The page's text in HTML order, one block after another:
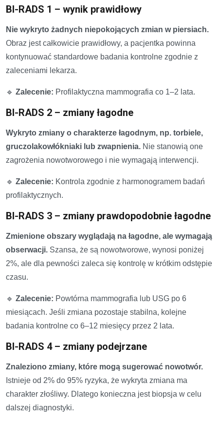
BI-RADS 1 – wynik prawidłowy
Nie wykryto żadnych niepokojących zmian w piersiach.
Obraz jest całkowicie prawidłowy, a pacjentka powinna
kontynuować standardowe badania kontrolne zgodnie z
zaleceniami lekarza.
🔹 Zalecenie: Profilaktyczna mammografia co 1–2 lata.
BI-RADS 2 – zmiany łagodne
Wykryto zmiany o charakterze łagodnym, np. torbiele,
gruczolakowłókniaki lub zwapnienia. Nie stanowią one
zagrożenia nowotworowego i nie wymagają interwencji.
🔹 Zalecenie: Kontrola zgodnie z harmonogramem badań
profilaktycznych.
BI-RADS 3 – zmiany prawdopodobnie łagodne
Zmienione obszary wyglądają na łagodne, ale wymagają
obserwacji. Szansa, że są nowotworowe, wynosi poniżej
2%, ale dla pewności zaleca się kontrolę w krótkim odstępie
czasu.
🔹 Zalecenie: Powtórna mammografia lub USG po 6
miesiącach. Jeśli zmiana pozostaje stabilna, kolejne
badania kontrolne co 6–12 miesięcy przez 2 lata.
BI-RADS 4 – zmiany podejrzane
Znaleziono zmiany, które mogą sugerować nowotwór.
Istnieje od 2% do 95% ryzyka, że wykryta zmiana ma
charakter złośliwy. Dlatego konieczna jest biopsja w celu
dalszej diagnostyki.